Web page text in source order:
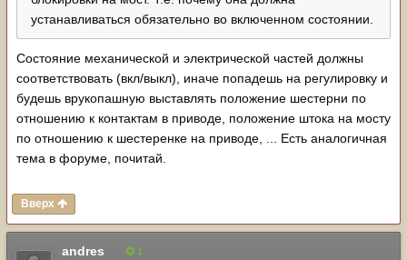
устанавливаться обязательно во включенном состоянии.
Состояние механической и электрической частей должны
соответствовать (вкл/выкл), иначе попадешь на регулировку и
будешь врукопашную выставлять положение шестерни по
отношению к контактам в приводе, положение штока на мосту
по отношению к шестеренке на приводе, ... Есть аналогичная
тема в форуме, почитай.
Вверх
andres 1